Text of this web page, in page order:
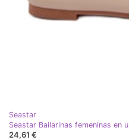
Seastar
24,61 €